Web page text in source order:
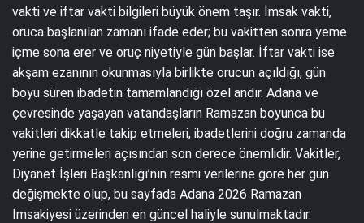
vakti ve iftar vakti bilgileri büyük önem taşır. İmsak vakti,
oruca başlanılan zamanı ifade eder; bu vakitten sonra yeme
içme sona erer ve oruç niyetiyle gün başlar. İftar vakti ise
akşam ezanının okunmasıyla birlikte orucun açıldığı, gün
boyu süren ibadetin tamamlandığı özel andır. Adana ve
çevresinde yaşayan vatandaşların Ramazan boyunca bu
vakitleri dikkatle takip etmeleri, ibadetlerini doğru zamanda
yerine getirmeleri açısından son derece önemlidir. Vakitler,
Diyanet İşleri Başkanlığı’nın resmi verilerine göre her gün
değişmekte olup, bu sayfada Adana 2026 Ramazan
İmsakiyesi üzerinden en güncel haliyle sunulmaktadır.